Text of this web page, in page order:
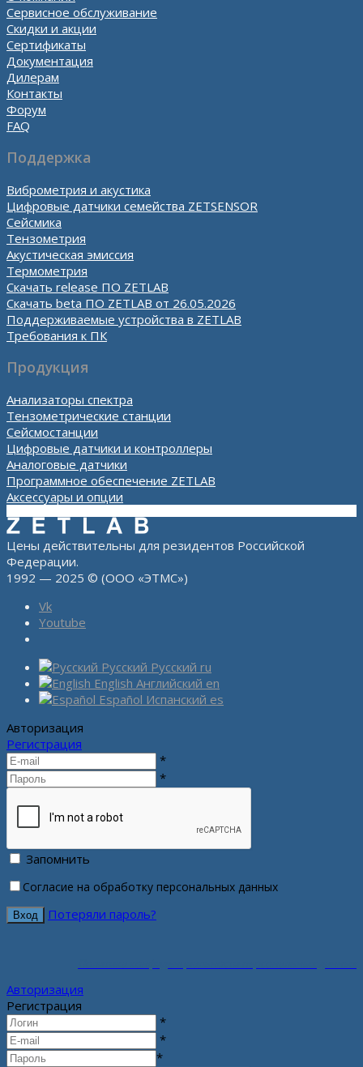
Сервисное обслуживание
Скидки и акции
Сертификаты
Документация
Дилерам
Контакты
Форум
FAQ
Поддержка
Виброметрия и акустика
Цифровые датчики семейства ZETSENSOR
Сейсмика
Тензометрия
Акустическая эмиссия
Термометрия
Скачать release ПО ZETLAB
Скачать beta ПО ZETLAB от 26.05.2026
Поддерживаемые устройства в ZETLAB
Требования к ПК
Продукция
Анализаторы спектра
Тензометрические станции
Сейсмостанции
Цифровые датчики и контроллеры
Аналоговые датчики
Программное обеспечение ZETLAB
Аксессуары и опции
Цены действительны для резидентов Российской
Федерации.
1992 — 2025 © (ООО «ЭТМС»)
Vk
Youtube
Русский Русский ru
English Английский en
Español Испанский es
Авторизация
Регистрация
*
*
Запомнить
Согласие на обработку персональных данных
Потеряли пароль?
Авторизация
Регистрация
*
*
*